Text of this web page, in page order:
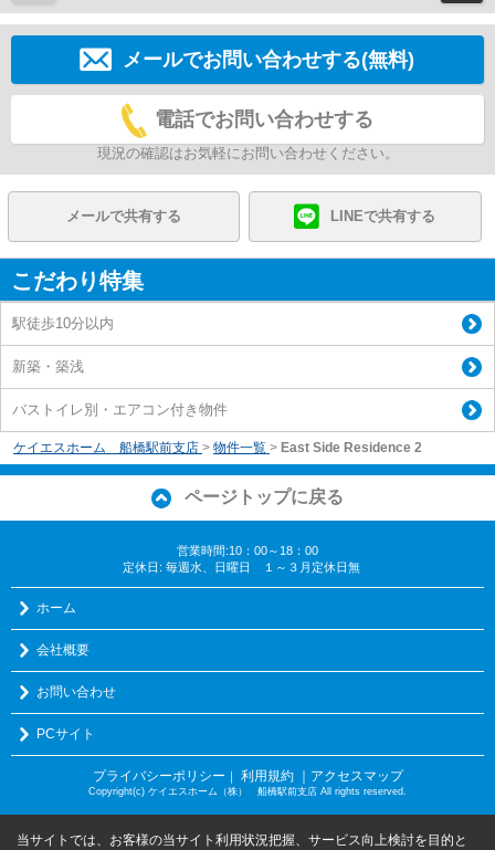
メールでお問い合わせする(無料)
電話でお問い合わせする
現況の確認はお気軽にお問い合わせください。
メールで共有する LINEで共有する
こだわり特集
駅徒歩10分以内
新築・築浅
バストイレ別・エアコン付き物件
ケイエスホーム 船橋駅前支店 > 物件一覧 > East Side Residence 2
ページトップに戻る
営業時間:10：00～18：00
定休日: 毎週水、日曜日 １～３月定休日無
ホーム
会社概要
お問い合わせ
PCサイト
プライバシーポリシー 利用規約 ｜アクセスマップ
Copyright(c) ケイエスホーム（株） 船橋駅前支店 All rights reserved.
当サイトでは、お客様の当サイト利用状況把握、サービス向上検討を目的と